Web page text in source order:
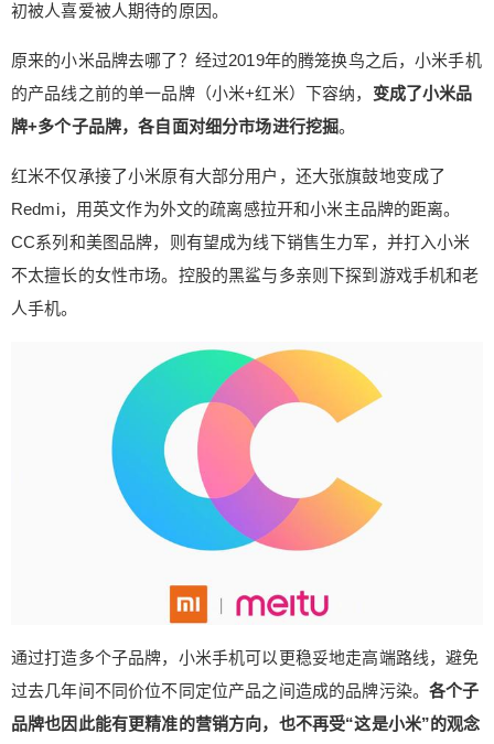
初被人喜爱被人期待的原因。
原来的小米品牌去哪了？经过2019年的腾笼换鸟之后，小米手机
的产品线之前的单一品牌（小米+红米）下容纳， 变成了小米品
牌+多个子品牌，各自面对细分市场进行挖掘。
红米不仅承接了小米原有大部分用户，还大张旗鼓地变成了
Redmi，用英文作为外文的疏离感拉开和小米主品牌的距离。
CC系列和美图品牌，则有望成为线下销售生力军，并打入小米
不太擅长的女性市场。控股的黑鲨与多亲则下探到游戏手机和老
人手机。
通过打造多个子品牌，小米手机可以更稳妥地走高端路线，避免
过去几年间不同价位不同定位产品之间造成的品牌污染。各个子
品牌也因此能有更精准的营销方向，也不再受“这是小米”的观念